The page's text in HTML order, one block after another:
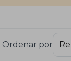
(2008),
por
Ordenar por